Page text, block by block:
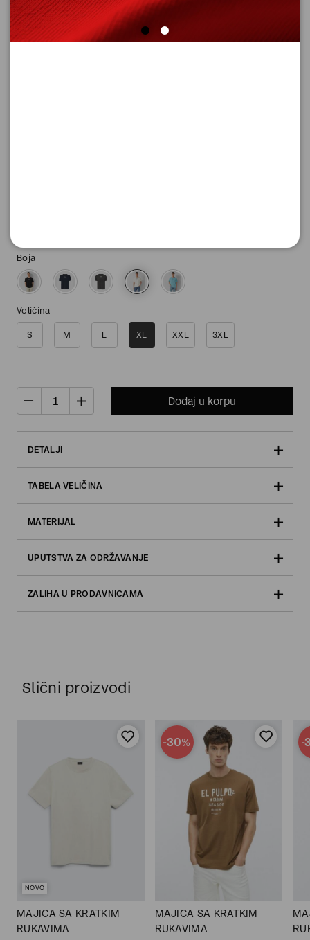
Boja
Veličina
S M L XL XXL 3XL
Dodaj u korpu
DETALJI
TABELA VELIČINA
MATERIJAL
UPUTSTVA ZA ODRŽAVANJE
ZALIHA U PRODAVNICAMA
Slični proizvodi
NOVO
MAJICA SA KRATKIM
RUKAVIMA
-30%
MAJICA SA KRATKIM
RUKAVIMA
-